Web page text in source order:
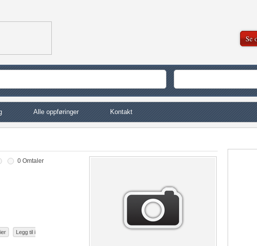
Se
Alle oppføringer Kontakt
0 Omtaler
Legg til i